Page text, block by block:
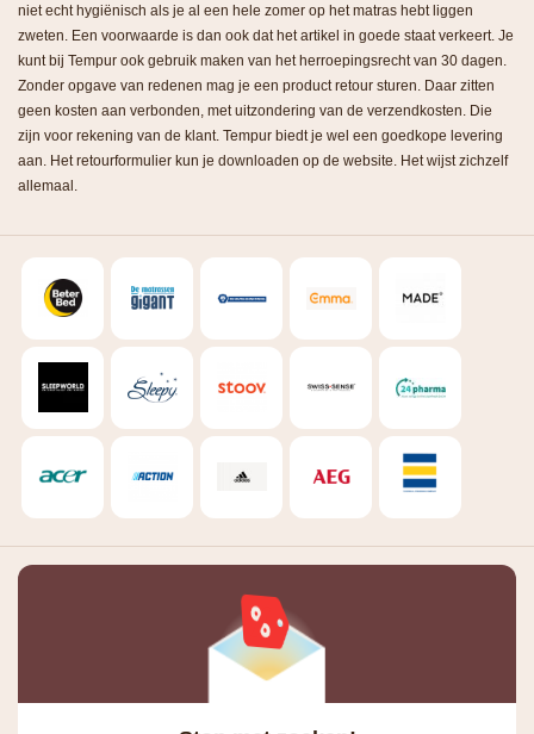
niet echt hygiënisch als je al een hele zomer op het matras hebt liggen
zweten. Een voorwaarde is dan ook dat het artikel in goede staat verkeert. Je
kunt bij Tempur ook gebruik maken van het herroepingsrecht van 30 dagen.
Zonder opgave van redenen mag je een product retour sturen. Daar zitten
geen kosten aan verbonden, met uitzondering van de verzendkosten. Die
zijn voor rekening van de klant. Tempur biedt je wel een goedkope levering
aan. Het retourformulier kun je downloaden op de website. Het wijst zichzelf
allemaal.